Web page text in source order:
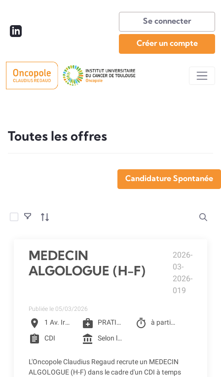
Se connecter
Créer un compte
Toutes les offres
Candidature Spontanée
Sélectionner les éléments
MEDECIN
ALGOLOGUE (H-F)
2026-
03-
2026-
019
Publiée le 05/03/2026
location_on 1 Av. Irène Joliot-Curie, Toulouse medical_services PRATICIEN DE CLCC timer à partir du 01/07/2026
assignment CDI account_balance Selon la grille de CLCC (selon profil) + CSE - Crèche d'entreprise - Restaurant d'entreprise - Remboursement des frais de transports (accessibilité bus + Teleo)
L'Oncopole Claudius Regaud recrute un MEDECIN
ALGOLOGUE (H-F) dans le cadre d'un CDI à temps